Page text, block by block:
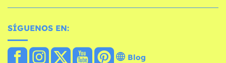
SÍGUENOS EN:
Blog